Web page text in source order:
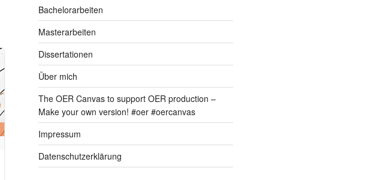
Bachelorarbeiten
Masterarbeiten
Dissertationen
Über mich
The OER Canvas to support OER production –
Make your own version! #oer #oercanvas
Impressum
Datenschutzerklärung